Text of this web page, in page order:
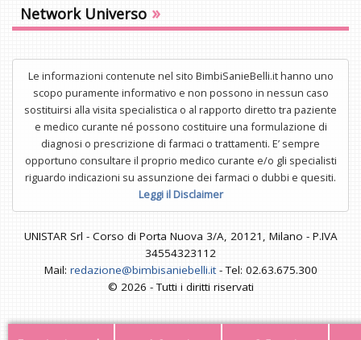
Network Universo »
Le informazioni contenute nel sito BimbiSanieBelli.it hanno uno
scopo puramente informativo e non possono in nessun caso
sostituirsi alla visita specialistica o al rapporto diretto tra paziente
e medico curante né possono costituire una formulazione di
diagnosi o prescrizione di farmaci o trattamenti. E’ sempre
opportuno consultare il proprio medico curante e/o gli specialisti
riguardo indicazioni su assunzione dei farmaci o dubbi e quesiti.
Leggi il Disclaimer
UNISTAR Srl - Corso di Porta Nuova 3/A, 20121, Milano - P.IVA
34554323112
Mail: redazione@bimbisaniebelli.it- Tel: 02.63.675.300
© 2026 - Tutti i diritti riservati